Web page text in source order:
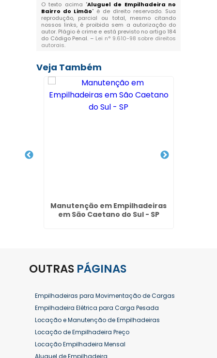
O texto acima "Aluguel de Empilhadeira no
Bairro do Limão" é de direito reservado. Sua
reprodução, parcial ou total, mesmo citando
nossos links, é proibida sem a autorização do
autor. Plágio é crime e está previsto no artigo 184
do Código Penal. – Lei n° 9.610-98 sobre direitos
autorais.
Veja Também
Manutenção em Empilhadeiras
em São Caetano do Sul - SP
OUTRAS PÁGINAS
Empilhadeiras para Movimentação de Cargas
Empilhadeira Elétrica para Carga Pesada
Locação e Manutenção de Empilhadeiras
Locação de Empilhadeira Preço
Locação Empilhadeira Mensal
Aluguel de Empilhadeira